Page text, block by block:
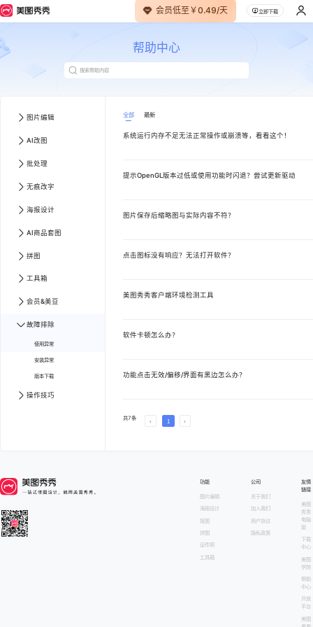
会员低至￥0.49/天 立即下载
帮助中心
图片编辑
AI改图
批处理
无痕改字
海报设计
AI商品套图
拼图
工具箱
会员&美豆
故障排除
使用异常
安装异常
版本下载
操作技巧
全部 最新
系统运行内存不足无法正常操作或崩溃等，看看这个！
提示OpenGL版本过低或使用功能时闪退？尝试更新驱动
图片保存后缩略图与实际内容不符？
点击图标没有响应？无法打开软件？
美图秀秀客户端环境检测工具
软件卡顿怎么办？
功能点击无效/偏移/界面有黑边怎么办？
共7条 1
功能
图片编辑
海报设计
抠图
拼图
证件照
工具箱
公司
关于我们
加入我们
用户协议
隐私政策
友情
链接
美图
秀秀
电脑
版
下载
中心
美图
学院
帮助
中心
开放
平台
美图